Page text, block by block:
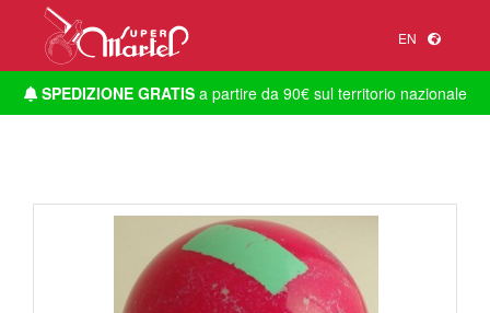
EN
SPEDIZIONE GRATISa partire da 90€ sul territorio nazionale